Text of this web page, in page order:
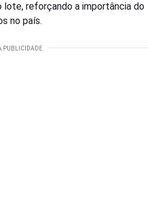
lote, reforçando a importância do
no país.